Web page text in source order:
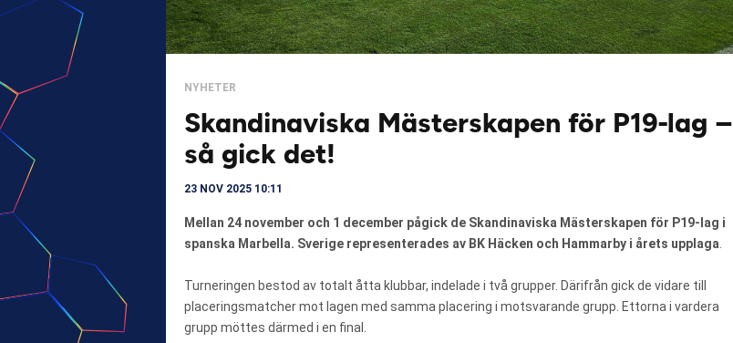
NYHETER
Skandinaviska Mästerskapen för P19-lag –
så gick det!
23 NOV 2025 10:11
Mellan 24 november och 1 december pågick de Skandinaviska Mästerskapen för P19-lag i
spanska Marbella. Sverige representerades av BK Häcken och Hammarby i årets upplaga.
Turneringen bestod av totalt åtta klubbar, indelade i två grupper. Därifrån gick de vidare till
placeringsmatcher mot lagen med samma placering i motsvarande grupp. Ettorna i vardera
grupp möttes därmed i en final.